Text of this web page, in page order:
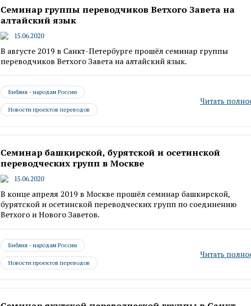
Семинар группы переводчиков Ветхого Завета на
алтайский язык
15.06.2020
В августе 2019 в Санкт-Петербурге прошёл семинар группы
переводчиков Ветхого Завета на алтайский язык.
Библия - народам России
Новости проектов переводов
Читать
Семинар башкирской, бурятской и осетинской
переводческих групп в Москве
15.06.2020
В конце апреля 2019 в Москве прошёл семинар башкирской,
бурятской и осетинской переводческих групп по соединению
Ветхого и Нового Заветов.
Библия - народам России
Новости проектов переводов
Читать